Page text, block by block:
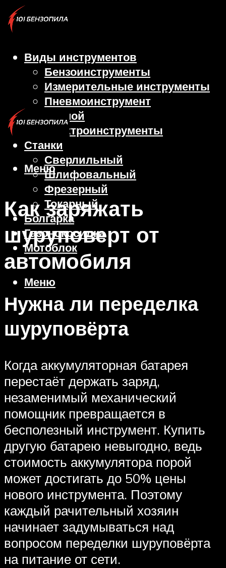
Виды инструментов
Бензоинструменты
Измерительные инструменты
Пневмоинструмент
Ручной
Электроинструменты
Станки
Сверлильный
Шлифовальный
Фрезерный
Токарный
Болгарка
Газонокосилка
Мотоблок
Меню
Меню
Как заряжать
шуруповерт от
автомобиля
Нужна ли переделка
шуруповёрта
Когда аккумуляторная батарея
перестаёт держать заряд,
незаменимый механический
помощник превращается в
бесполезный инструмент. Купить
другую батарею невыгодно, ведь
стоимость аккумулятора порой
может достигать до 50% цены
нового инструмента. Поэтому
каждый рачительный хозяин
начинает задумываться над
вопросом переделки шуруповёрта
на питание от сети.